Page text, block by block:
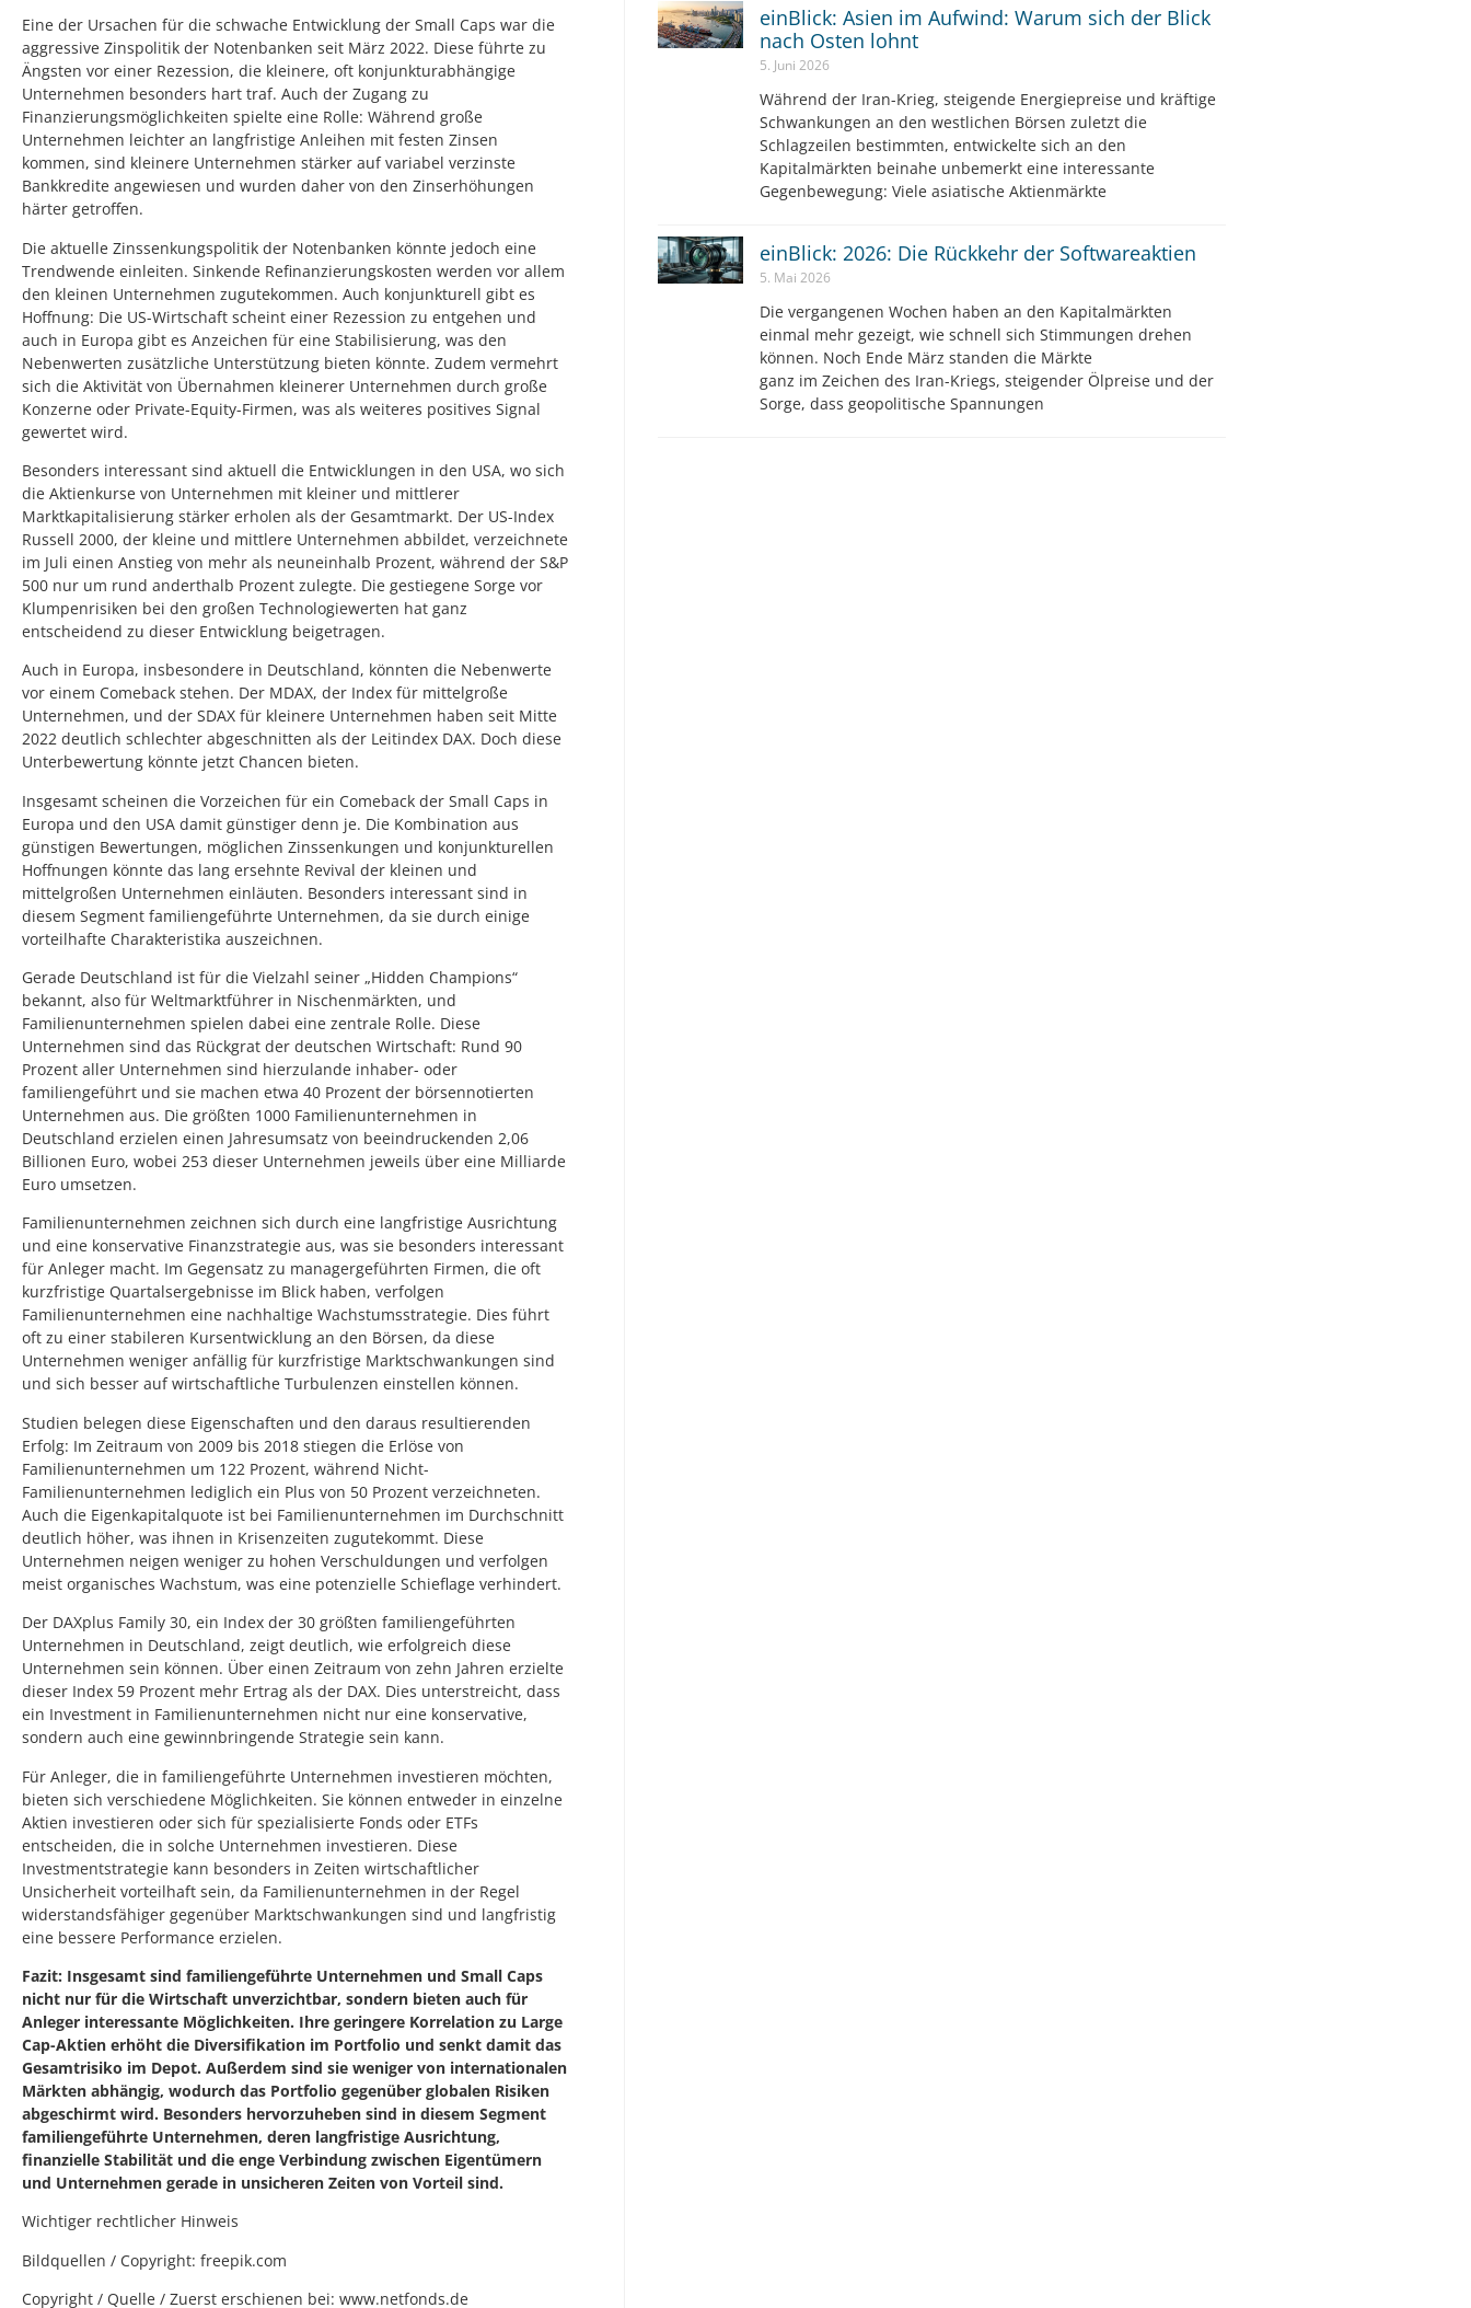
Eine der Ursachen für die schwache Entwicklung der Small Caps war die
aggressive Zinspolitik der Notenbanken seit März 2022. Diese führte zu
Ängsten vor einer Rezession, die kleinere, oft konjunkturabhängige
Unternehmen besonders hart traf. Auch der Zugang zu
Finanzierungsmöglichkeiten spielte eine Rolle: Während große
Unternehmen leichter an langfristige Anleihen mit festen Zinsen
kommen, sind kleinere Unternehmen stärker auf variabel verzinste
Bankkredite angewiesen und wurden daher von den Zinserhöhungen
härter getroffen.
Die aktuelle Zinssenkungspolitik der Notenbanken könnte jedoch eine
Trendwende einleiten. Sinkende Refinanzierungskosten werden vor allem
den kleinen Unternehmen zugutekommen. Auch konjunkturell gibt es
Hoffnung: Die US-Wirtschaft scheint einer Rezession zu entgehen und
auch in Europa gibt es Anzeichen für eine Stabilisierung, was den
Nebenwerten zusätzliche Unterstützung bieten könnte. Zudem vermehrt
sich die Aktivität von Übernahmen kleinerer Unternehmen durch große
Konzerne oder Private-Equity-Firmen, was als weiteres positives Signal
gewertet wird.
Besonders interessant sind aktuell die Entwicklungen in den USA, wo sich
die Aktienkurse von Unternehmen mit kleiner und mittlerer
Marktkapitalisierung stärker erholen als der Gesamtmarkt. Der US-Index
Russell 2000, der kleine und mittlere Unternehmen abbildet, verzeichnete
im Juli einen Anstieg von mehr als neuneinhalb Prozent, während der S&P
500 nur um rund anderthalb Prozent zulegte. Die gestiegene Sorge vor
Klumpenrisiken bei den großen Technologiewerten hat ganz
entscheidend zu dieser Entwicklung beigetragen.
Auch in Europa, insbesondere in Deutschland, könnten die Nebenwerte
vor einem Comeback stehen. Der MDAX, der Index für mittelgroße
Unternehmen, und der SDAX für kleinere Unternehmen haben seit Mitte
2022 deutlich schlechter abgeschnitten als der Leitindex DAX. Doch diese
Unterbewertung könnte jetzt Chancen bieten.
Insgesamt scheinen die Vorzeichen für ein Comeback der Small Caps in
Europa und den USA damit günstiger denn je. Die Kombination aus
günstigen Bewertungen, möglichen Zinssenkungen und konjunkturellen
Hoffnungen könnte das lang ersehnte Revival der kleinen und
mittelgroßen Unternehmen einläuten. Besonders interessant sind in
diesem Segment familiengeführte Unternehmen, da sie durch einige
vorteilhafte Charakteristika auszeichnen.
Gerade Deutschland ist für die Vielzahl seiner „Hidden Champions“
bekannt, also für Weltmarktführer in Nischenmärkten, und
Familienunternehmen spielen dabei eine zentrale Rolle. Diese
Unternehmen sind das Rückgrat der deutschen Wirtschaft: Rund 90
Prozent aller Unternehmen sind hierzulande inhaber- oder
familiengeführt und sie machen etwa 40 Prozent der börsennotierten
Unternehmen aus. Die größten 1000 Familienunternehmen in
Deutschland erzielen einen Jahresumsatz von beeindruckenden 2,06
Billionen Euro, wobei 253 dieser Unternehmen jeweils über eine Milliarde
Euro umsetzen.
Familienunternehmen zeichnen sich durch eine langfristige Ausrichtung
und eine konservative Finanzstrategie aus, was sie besonders interessant
für Anleger macht. Im Gegensatz zu managergeführten Firmen, die oft
kurzfristige Quartalsergebnisse im Blick haben, verfolgen
Familienunternehmen eine nachhaltige Wachstumsstrategie. Dies führt
oft zu einer stabileren Kursentwicklung an den Börsen, da diese
Unternehmen weniger anfällig für kurzfristige Marktschwankungen sind
und sich besser auf wirtschaftliche Turbulenzen einstellen können.
Studien belegen diese Eigenschaften und den daraus resultierenden
Erfolg: Im Zeitraum von 2009 bis 2018 stiegen die Erlöse von
Familienunternehmen um 122 Prozent, während Nicht-
Familienunternehmen lediglich ein Plus von 50 Prozent verzeichneten.
Auch die Eigenkapitalquote ist bei Familienunternehmen im Durchschnitt
deutlich höher, was ihnen in Krisenzeiten zugutekommt. Diese
Unternehmen neigen weniger zu hohen Verschuldungen und verfolgen
meist organisches Wachstum, was eine potenzielle Schieflage verhindert.
Der DAXplus Family 30, ein Index der 30 größten familiengeführten
Unternehmen in Deutschland, zeigt deutlich, wie erfolgreich diese
Unternehmen sein können. Über einen Zeitraum von zehn Jahren erzielte
dieser Index 59 Prozent mehr Ertrag als der DAX. Dies unterstreicht, dass
ein Investment in Familienunternehmen nicht nur eine konservative,
sondern auch eine gewinnbringende Strategie sein kann.
Für Anleger, die in familiengeführte Unternehmen investieren möchten,
bieten sich verschiedene Möglichkeiten. Sie können entweder in einzelne
Aktien investieren oder sich für spezialisierte Fonds oder ETFs
entscheiden, die in solche Unternehmen investieren. Diese
Investmentstrategie kann besonders in Zeiten wirtschaftlicher
Unsicherheit vorteilhaft sein, da Familienunternehmen in der Regel
widerstandsfähiger gegenüber Marktschwankungen sind und langfristig
eine bessere Performance erzielen.
Fazit: Insgesamt sind familiengeführte Unternehmen und Small Caps
nicht nur für die Wirtschaft unverzichtbar, sondern bieten auch für
Anleger interessante Möglichkeiten. Ihre geringere Korrelation zu Large
Cap-Aktien erhöht die Diversifikation im Portfolio und senkt damit das
Gesamtrisiko im Depot. Außerdem sind sie weniger von internationalen
Märkten abhängig, wodurch das Portfolio gegenüber globalen Risiken
abgeschirmt wird. Besonders hervorzuheben sind in diesem Segment
familiengeführte Unternehmen, deren langfristige Ausrichtung,
finanzielle Stabilität und die enge Verbindung zwischen Eigentümern
und Unternehmen gerade in unsicheren Zeiten von Vorteil sind.
Wichtiger rechtlicher Hinweis
Bildquellen / Copyright: freepik.com
Copyright / Quelle / Zuerst erschienen bei: www.netfonds.de
einBlick: Asien im Aufwind: Warum sich der Blick
nach Osten lohnt
5. Juni 2026
Während der Iran-Krieg, steigende Energiepreise und kräftige
Schwankungen an den westlichen Börsen zuletzt die
Schlagzeilen bestimmten, entwickelte sich an den
Kapitalmärkten beinahe unbemerkt eine interessante
Gegenbewegung: Viele asiatische Aktienmärkte
einBlick: 2026: Die Rückkehr der Softwareaktien
5. Mai 2026
Die vergangenen Wochen haben an den Kapitalmärkten
einmal mehr gezeigt, wie schnell sich Stimmungen drehen
können. Noch Ende März standen die Märkte
ganz im Zeichen des Iran-Kriegs, steigender Ölpreise und der
Sorge, dass geopolitische Spannungen